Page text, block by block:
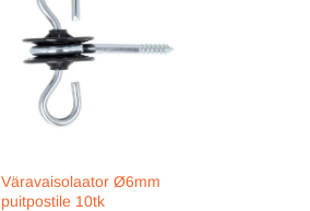
Väravaisolaator Ø6mm
puitpostile 10tk